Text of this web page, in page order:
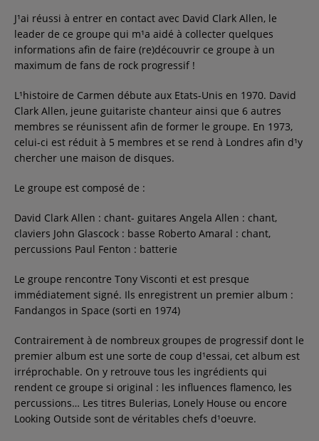
J¹ai réussi à entrer en contact avec David Clark Allen, le
leader de ce groupe qui m¹a aidé à collecter quelques
informations afin de faire (re)découvrir ce groupe à un
maximum de fans de rock progressif !
L¹histoire de Carmen débute aux Etats-Unis en 1970. David
Clark Allen, jeune guitariste chanteur ainsi que 6 autres
membres se réunissent afin de former le groupe. En 1973,
celui-ci est réduit à 5 membres et se rend à Londres afin d¹y
chercher une maison de disques.
Le groupe est composé de :
David Clark Allen : chant- guitares Angela Allen : chant,
claviers John Glascock : basse Roberto Amaral : chant,
percussions Paul Fenton : batterie
Le groupe rencontre Tony Visconti et est presque
immédiatement signé. Ils enregistrent un premier album :
Fandangos in Space (sorti en 1974)
Contrairement à de nombreux groupes de progressif dont le
premier album est une sorte de coup d¹essai, cet album est
irréprochable. On y retrouve tous les ingrédients qui
rendent ce groupe si original : les influences flamenco, les
percussions… Les titres Bulerias, Lonely House ou encore
Looking Outside sont de véritables chefs d¹oeuvre.